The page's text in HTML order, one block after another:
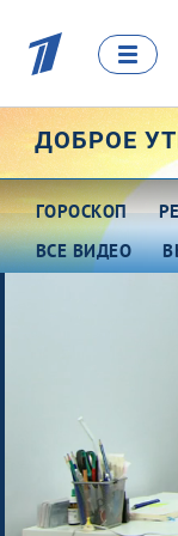
ДОБРОЕ
ГОРОСКОП
ВСЕ ВИДЕО
Про культуру
Это кино
Разговоры о